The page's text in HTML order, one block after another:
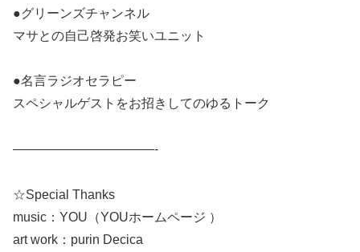
●グリーンズチャンネル
マサとの自己啓発お笑いユニット
●名言ラジオセラピー
スペシャルゲストをお招きしてのゆるトーク
———————————-
☆Special Thanks
music：YOU（YOUホームページ ）
art work：purin Decica